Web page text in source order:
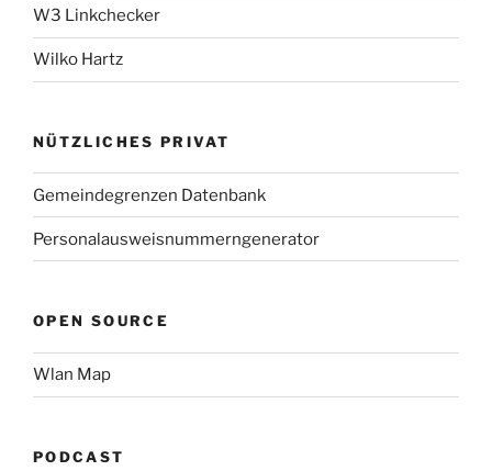
W3 Linkchecker
Wilko Hartz
NÜTZLICHES PRIVAT
Gemeindegrenzen Datenbank
Personalausweisnummerngenerator
OPEN SOURCE
Wlan Map
PODCAST